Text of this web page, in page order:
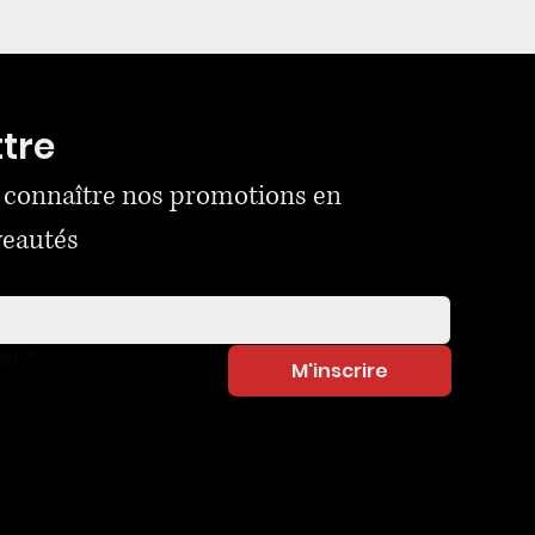
connaître nos promotions en
M'inscrire